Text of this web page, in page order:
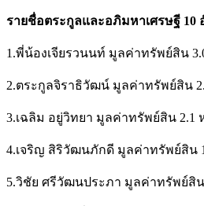
รายชื่อตระกูลและอภิมหาเศรษฐี 10
1.พี่น้องเจียรวนนท์ มูลค่าทรัพย์สิน
2.ตระกูลจิราธิวัฒน์ มูลค่าทรัพย์สิน
3.เฉลิม อยู่วิทยา มูลค่าทรัพย์สิน 2.1
4.เจริญ สิริวัฒนภักดี มูลค่าทรัพย์สิน
5.วิชัย ศรีวัฒนประภา มูลค่าทรัพย์สิ